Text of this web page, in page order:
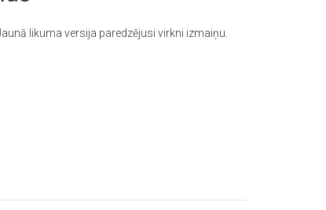
likuma versija paredzējusi virkni izmaiņu.